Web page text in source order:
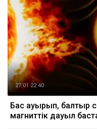
27.01 22:40
Бас ауырып, балтыр
магниттік дауыл